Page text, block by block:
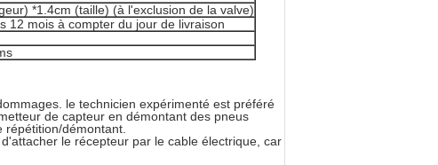
*1.4cm (taille) (à l'exclusion de la valve)
12 mois à compter du jour de livraison
le technicien expérimenté est préféré
de capteur en démontant des pneus
démontant.
le récepteur par le cable électrique, car